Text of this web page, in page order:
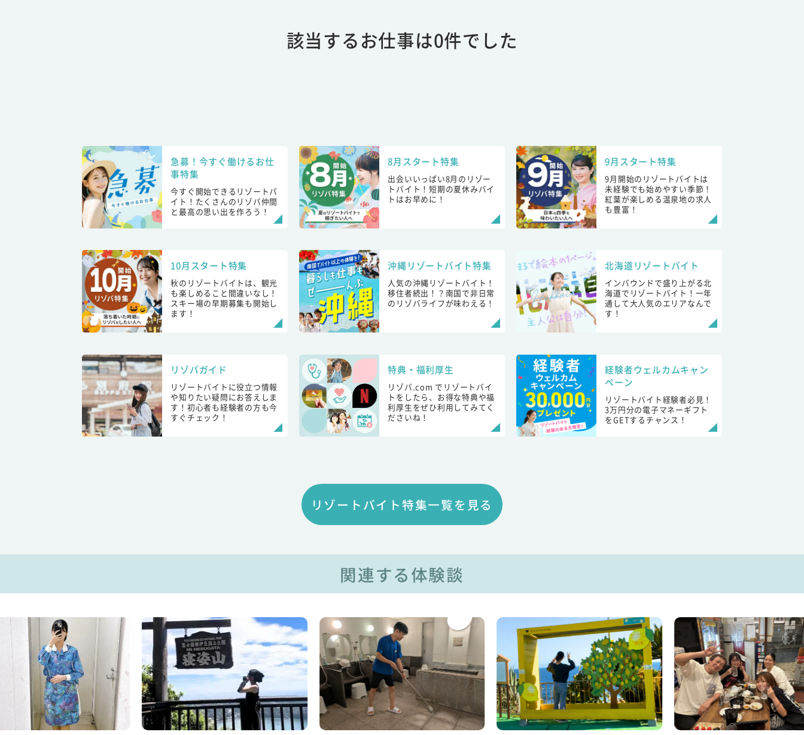
該当するお仕事は0件でした
急募！今すぐ働けるお仕
事特集
今すぐ開始できるリゾートバ
イト！たくさんのリゾバ仲間
と最高の思い出を作ろう！
8月スタート特集
出会いいっぱい8月のリゾー
トバイト！短期の夏休みバイ
トはお早めに！
9月スタート特集
9月開始のリゾートバイトは
未経験でも始めやすい季節！
紅葉が楽しめる温泉地の求人
も豊富！
10月スタート特集
秋のリゾートバイトは、観光
も楽しめること間違いなし！
スキー場の早期募集も開始し
ます！
沖縄リゾートバイト特集
人気の沖縄リゾートバイト！
移住者続出！？南国で非日常
のリゾバライフが味わえる！
北海道リゾートバイト
インバウンドで盛り上がる北
海道でリゾートバイト！一年
通して大人気のエリアなんで
す！
リゾバガイド
リゾートバイトに役立つ情報
や知りたい疑問にお答えしま
す！初心者も経験者の方も今
すぐチェック！
特典・福利厚生
リゾバ.com でリゾートバイ
トをしたら、お得な特典や福
利厚生をぜひ利用してみてく
ださいね！
経験者ウェルカムキャン
ペーン
リゾートバイト経験者必見！
3万円分の電子マネーギフト
をGETするチャンス！
リゾートバイト特集一覧を見る
関連する体験談